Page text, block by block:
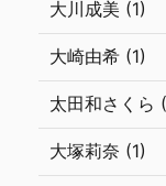
大川成美 (1)
大崎由希 (1)
太田和さくら
大塚莉奈 (1)